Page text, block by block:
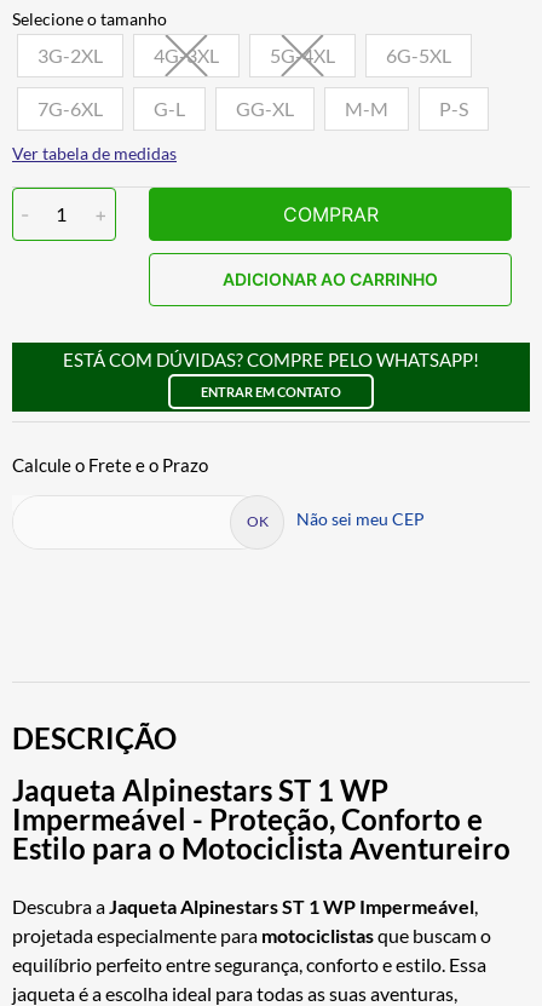
3G-2XL 4G-3XL 5G-4XL 6G-5XL
7G-6XL G-L GG-XL M-M P-S
Ver tabela de medidas
- 1 + COMPRAR
ADICIONAR AO CARRINHO
ESTÁ COM DÚVIDAS? COMPRE PELO WHATSAPP!
ENTRAR EM CONTATO
Não sei meu CEP
DESCRIÇÃO
Jaqueta Alpinestars ST 1 WP
Impermeável - Proteção, Conforto e
Estilo para o Motociclista Aventureiro
Descubra aJaqueta Alpinestars ST 1 WP Impermeável,
projetada especialmente para motociclistasque buscam o
equilíbrio perfeito entre segurança, conforto e estilo. Essa
jaqueta é a escolha ideal para todas as suas aventuras,